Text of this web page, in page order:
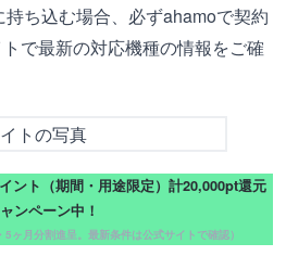
ち込む場合、必ずahamoで契約
で最新の対応機種の情報をご確
ント（期間・用途限定）計20,000pt還元
ンペーン中！
5ヶ月分割進呈。最新条件は公式サイトで確認）